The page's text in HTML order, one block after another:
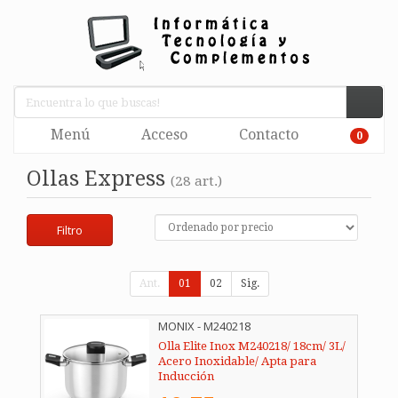
Menú Acceso Contacto 0
Ollas Express (28 art.)
Filtro
Ant. 01 02 Sig.
MONIX - M240218
Olla Elite Inox M240218/ 18cm/ 3L/
Acero Inoxidable/ Apta para
Inducción